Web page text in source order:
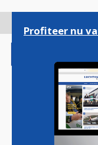
gaan
Magazine
Profiteer nu